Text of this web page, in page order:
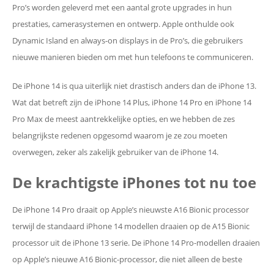
Pro’s worden geleverd met een aantal grote upgrades in hun
prestaties, camerasystemen en ontwerp. Apple onthulde ook
Dynamic Island en always-on displays in de Pro’s, die gebruikers
nieuwe manieren bieden om met hun telefoons te communiceren.
De iPhone 14 is qua uiterlijk niet drastisch anders dan de iPhone 13.
Wat dat betreft zijn de iPhone 14 Plus, iPhone 14 Pro en iPhone 14
Pro Max de meest aantrekkelijke opties, en we hebben de zes
belangrijkste redenen opgesomd waarom je ze zou moeten
overwegen, zeker als zakelijk gebruiker van de iPhone 14.
De krachtigste iPhones tot nu toe
De iPhone 14 Pro draait op Apple’s nieuwste A16 Bionic processor
terwijl de standaard iPhone 14 modellen draaien op de A15 Bionic
processor uit de iPhone 13 serie. De iPhone 14 Pro-modellen draaien
op Apple’s nieuwe A16 Bionic-processor, die niet alleen de beste